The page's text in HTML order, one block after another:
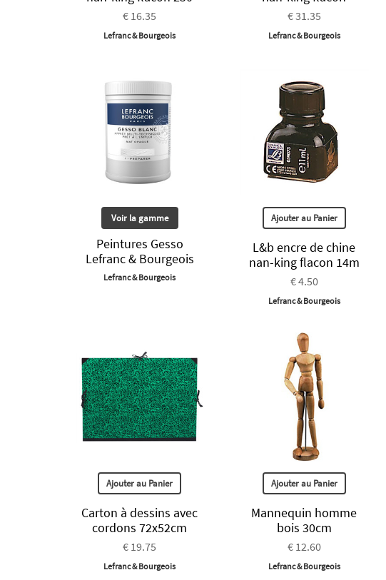
€ 16.35
Lefranc & Bourgeois
€ 31.35
Lefranc & Bourgeois
Voir la gamme
Peintures Gesso
Lefranc & Bourgeois
Lefranc & Bourgeois
Ajouter au Panier
L&b encre de chine
nan-king flacon 14m
€ 4.50
Lefranc & Bourgeois
Ajouter au Panier
Carton à dessins avec
cordons 72x52cm
€ 19.75
Lefranc & Bourgeois
Ajouter au Panier
Mannequin homme
bois 30cm
€ 12.60
Lefranc & Bourgeois